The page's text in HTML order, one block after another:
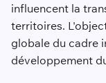
influencent la
territoires.
globale du cadre
développement